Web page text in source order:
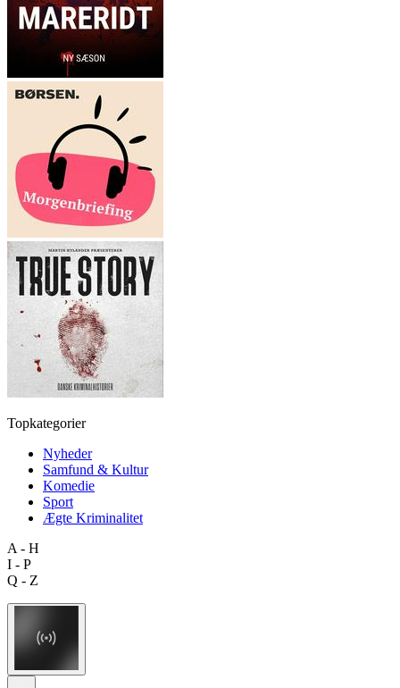
Topkategorier
Nyheder
Samfund & Kultur
Komedie
Sport
Ægte Kriminalitet
A - H
I - P
Q - Z